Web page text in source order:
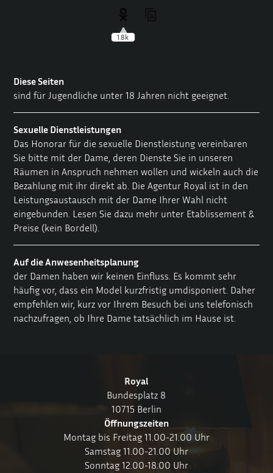
1.8k
Diese Seiten
sind für Jugendliche unter 18 Jahren nicht geeignet.
Sexuelle Dienstleistungen
Das Honorar für die sexuelle Dienstleistung vereinbaren
Sie bitte mit der Dame, deren Dienste Sie in unseren
Räumen in Anspruch nehmen wollen und wickeln auch die
Bezahlung mit ihr direkt ab. Die Agentur Royal ist in den
Leistungsaustausch mit der Dame Ihrer Wahl nicht
eingebunden. Lesen Sie dazu mehr unter Etablissement &
Preise (kein Bordell).
Auf die Anwesenheitsplanung
der Damen haben wir keinen Einfluss. Es kommt sehr
häufig vor, dass ein Model kurzfristig umdisponiert. Daher
empfehlen wir, kurz vor Ihrem Besuch bei uns telefonisch
nachzufragen, ob Ihre Dame tatsächlich im Hause ist.
Royal
Bundesplatz 8
10715 Berlin
Öffnungszeiten
Montag bis Freitag 11.00-21.00 Uhr
Samstag 11.00-21.00 Uhr
Sonntag 12.00-18.00 Uhr